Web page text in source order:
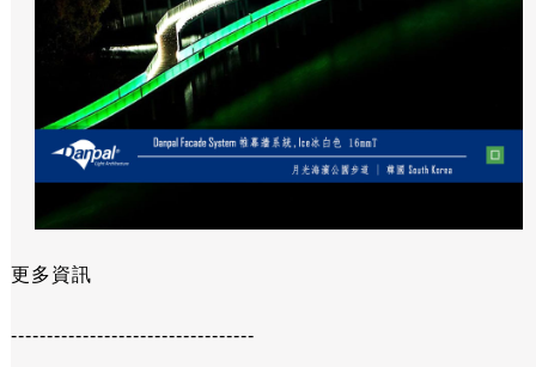
更多資訊
----------------------------------